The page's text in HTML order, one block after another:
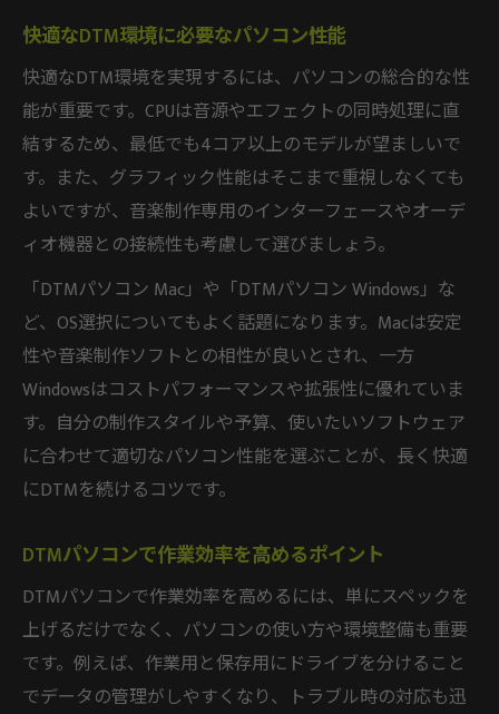
快適なDTM環境に必要なパソコン性能
快適なDTM環境を実現するには、パソコンの総合的な性
能が重要です。CPUは音源やエフェクトの同時処理に直
結するため、最低でも4コア以上のモデルが望ましいで
す。また、グラフィック性能はそこまで重視しなくても
よいですが、音楽制作専用のインターフェースやオーデ
ィオ機器との接続性も考慮して選びましょう。
「DTMパソコン Mac」や「DTMパソコン Windows」な
ど、OS選択についてもよく話題になります。Macは安定
性や音楽制作ソフトとの相性が良いとされ、一方
Windowsはコストパフォーマンスや拡張性に優れていま
す。自分の制作スタイルや予算、使いたいソフトウェア
に合わせて適切なパソコン性能を選ぶことが、長く快適
にDTMを続けるコツです。
DTMパソコンで作業効率を高めるポイント
DTMパソコンで作業効率を高めるには、単にスペックを
上げるだけでなく、パソコンの使い方や環境整備も重要
です。例えば、作業用と保存用にドライブを分けること
でデータの管理がしやすくなり、トラブル時の対応も迅